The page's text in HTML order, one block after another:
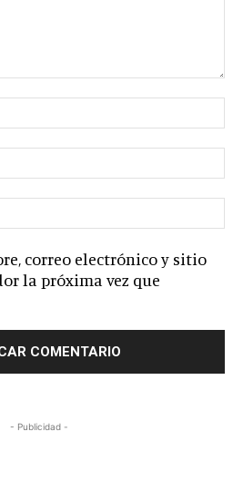
correo electrónico y sitio
la próxima vez que
- Publicidad -